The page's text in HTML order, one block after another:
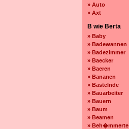
» Auto
» Axt
B wie Berta
» Baby
» Badewannen
» Badezimmer
» Baecker
» Baeren
» Bananen
» Bastelnde
» Bauarbeiter
» Bauern
» Baum
» Beamen
» Beh�mmerte